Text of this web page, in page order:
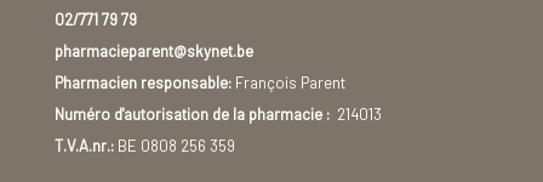
02/771 79 79
pharmacieparent@skynet.be
Pharmacien responsable:François Parent
Numéro d'autorisation de la pharmacie :214013
T.V.A.nr.:BE 0808 256 359